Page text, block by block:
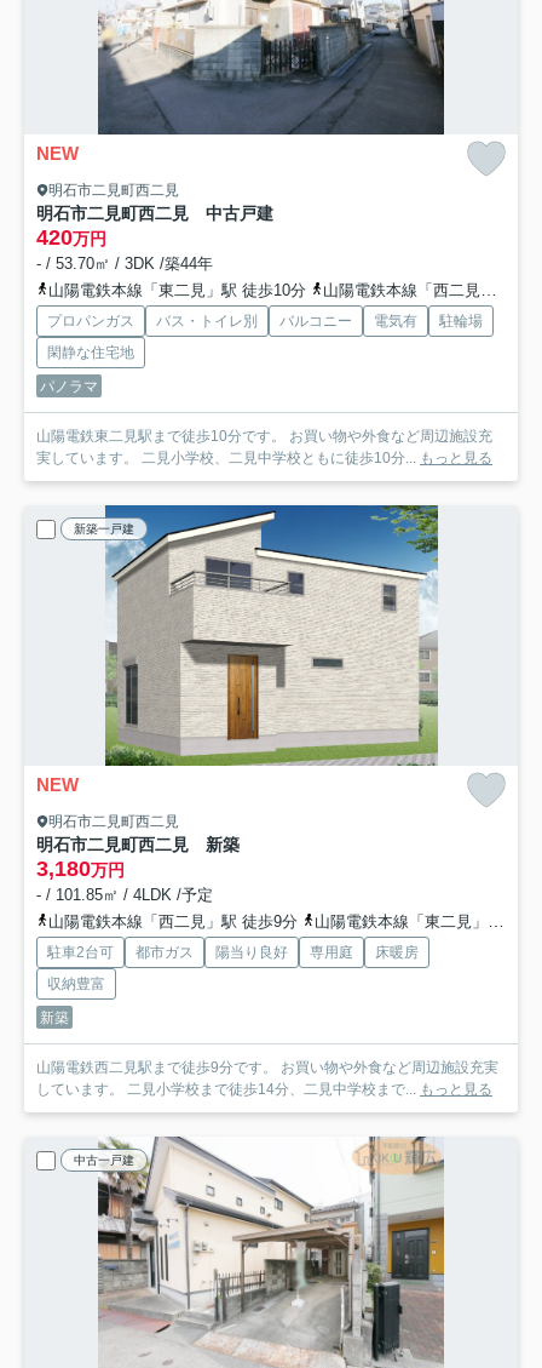
NEW
明石市二見町西二見
明石市二見町西二見 中古戸建
420万円
- / 53.70㎡ / 3DK /築44年
山陽電鉄本線「東二見」駅 徒歩10分
山陽電鉄本線「西二見」駅 徒歩12分
プロパンガス バス・トイレ別 バルコニー 電気有
駐輪場
閑静な住宅地
パノラマ
山陽電鉄東二見駅まで徒歩10分です。 お買い物や外食など周辺施設充
実しています。 二見小学校、二見中学校ともに徒歩10分... もっと見る
新築一戸建
NEW
明石市二見町西二見
明石市二見町西二見 新築
3,180万円
- / 101.85㎡ / 4LDK /予定
山陽電鉄本線「西二見」駅 徒歩9分
山陽電鉄本線「東二見」駅 徒歩14分
駐車2台可 都市ガス 陽当り良好 専用庭
床暖房
収納豊富
新築
山陽電鉄西二見駅まで徒歩9分です。 お買い物や外食など周辺施設充実
しています。 二見小学校まで徒歩14分、二見中学校まで... もっと見る
中古一戸建